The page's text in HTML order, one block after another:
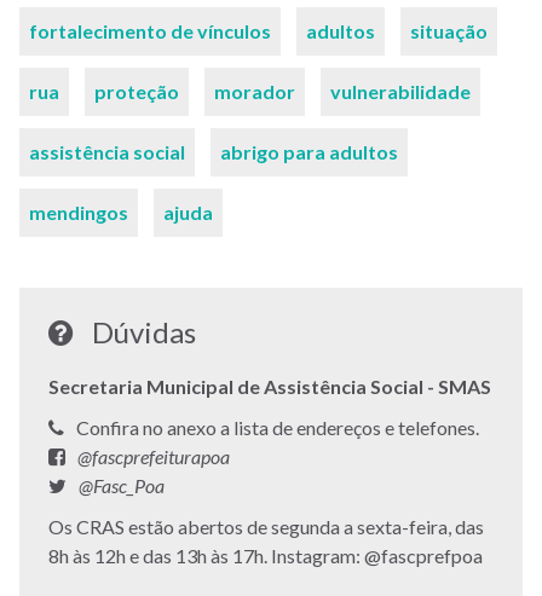
fortalecimento de vínculos adultos situação
rua proteção morador vulnerabilidade
assistência social abrigo para adultos
mendingos ajuda
Dúvidas
Secretaria Municipal de Assistência Social - SMAS
Telefone:
Confira no anexo a lista de endereços e telefones.
Facebook:
@fascprefeiturapoa
Twitter:
@Fasc_Poa
Endereço:
Os CRAS estão abertos de segunda a sexta-feira, das
8h às 12h e das 13h às 17h. Instagram: @fascprefpoa